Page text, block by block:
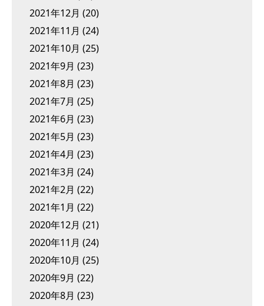
2021年12月 (20)
2021年11月 (24)
2021年10月 (25)
2021年9月 (23)
2021年8月 (23)
2021年7月 (25)
2021年6月 (23)
2021年5月 (23)
2021年4月 (23)
2021年3月 (24)
2021年2月 (22)
2021年1月 (22)
2020年12月 (21)
2020年11月 (24)
2020年10月 (25)
2020年9月 (22)
2020年8月 (23)